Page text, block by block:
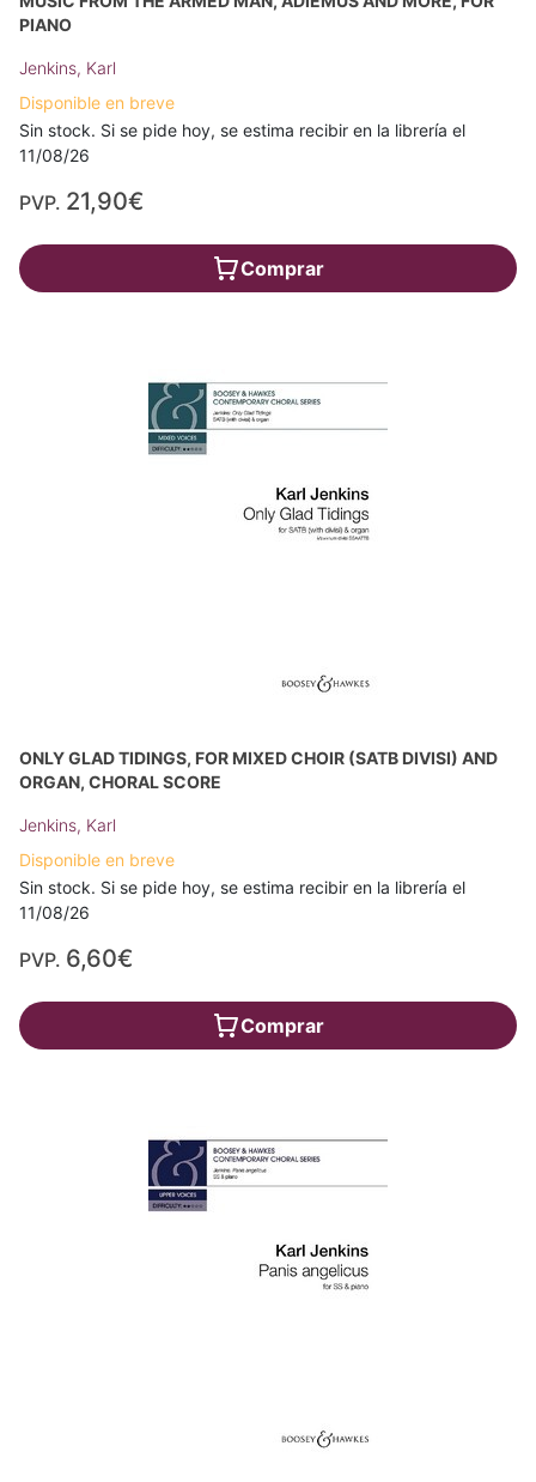
PIANO
Jenkins, Karl
Disponible en breve
Sin stock. Si se pide hoy, se estima recibir en la librería el
11/08/26
PVP. 21,90€
Comprar
ONLY GLAD TIDINGS, FOR MIXED CHOIR (SATB DIVISI) AND
ORGAN, CHORAL SCORE
Jenkins, Karl
Disponible en breve
Sin stock. Si se pide hoy, se estima recibir en la librería el
11/08/26
PVP. 6,60€
Comprar